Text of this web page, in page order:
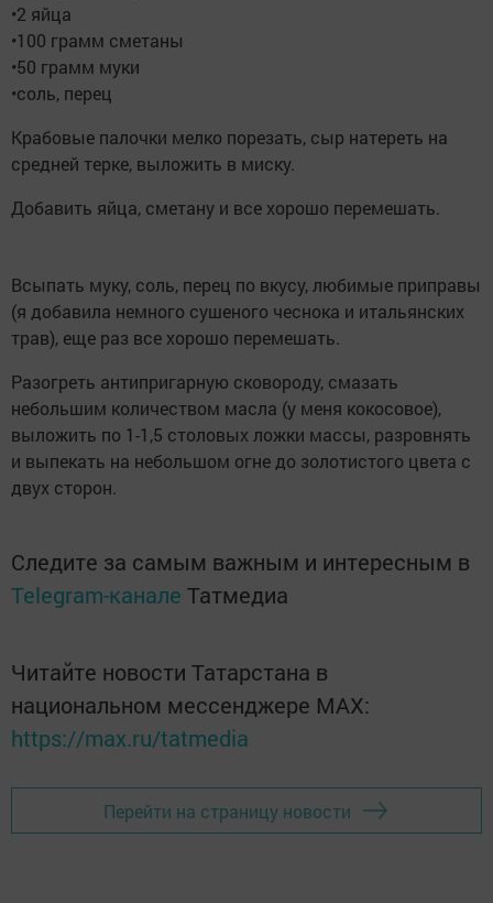
•2 яйца
•100 грамм сметаны
•50 грамм муки
•соль, перец
Крабовые палочки мелко порезать, сыр натереть на
средней терке, выложить в миску.
Добавить яйца, сметану и все хорошо перемешать.
Всыпать муку, соль, перец по вкусу, любимые приправы
(я добавила немного сушеного чеснока и итальянских
трав), еще раз все хорошо перемешать.
Разогреть антипригарную сковороду, смазать
небольшим количеством масла (у меня кокосовое),
выложить по 1-1,5 столовых ложки массы, разровнять
и выпекать на небольшом огне до золотистого цвета с
двух сторон.
Следите за самым важным и интересным в
Telegram-канале Татмедиа
Читайте новости Татарстана в
национальном мессенджере MАХ:
https://max.ru/tatmedia
Перейти на страницу новости